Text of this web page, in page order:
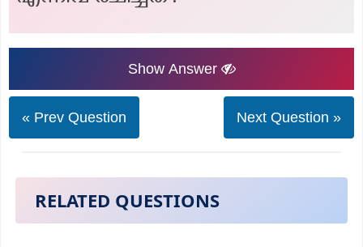
Show Answer
« Prev Question Next Question »
RELATED QUESTIONS